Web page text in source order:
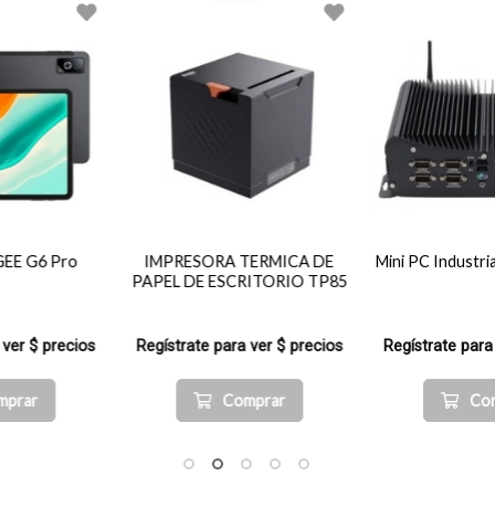
IMPRESORA TERMICA DE
PAPEL DE ESCRITORIO TP85
Regístrate para ver $ precios
Mini PC Industrial V721 Fanless
Regístrate para ver $ precios